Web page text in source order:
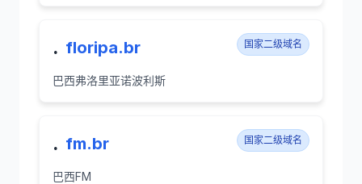
. floripa.br 国家二级域名
巴西弗洛里亚诺波利斯
. fm.br 国家二级域名
巴西FM